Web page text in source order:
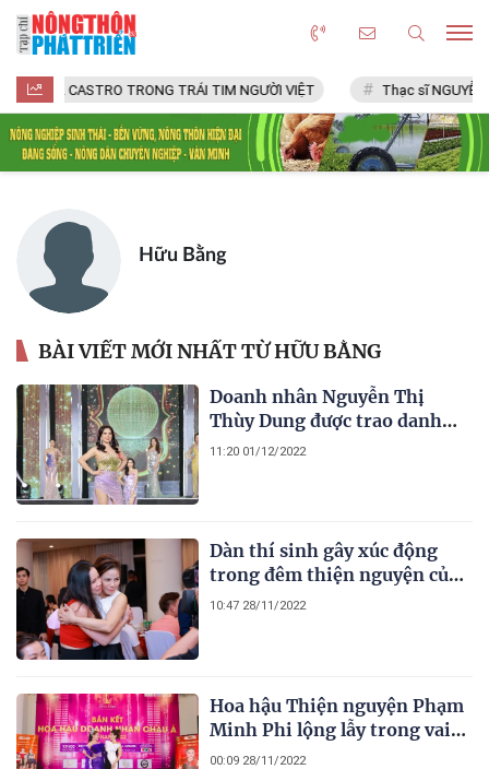
FIDEL CASTRO TRONG TRÁI TIM NGƯỜI VIỆT Thạc sĩ NGUYỄN
Hữu Bằng
BÀI VIẾT MỚI NHẤT TỪ HỮU BẰNG
Doanh nhân Nguyễn Thị
Thùy Dung được trao danh
hiệu Hoa hậu thiện nguyện
11:20 01/12/2022
Dàn thí sinh gây xúc động
trong đêm thiện nguyện của
cuộc thi Hoa hậu Doanh nhân
10:47 28/11/2022
Hoa hậu Thiện nguyện Phạm
Minh Phi lộng lẫy trong vai
trò giám khảo bán kết Hoa
00:09 28/11/2022